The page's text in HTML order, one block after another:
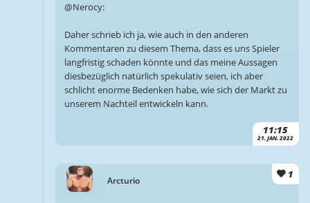
11:15
21. JAN. 2022
@Nerocy:
Daher schrieb ich ja, wie auch in den anderen
Kommentaren zu diesem Thema, dass es uns Spieler
langfristig schaden könnte und das meine Aussagen
diesbezüglich natürlich spekulativ seien, ich aber
schlicht enorme Bedenken habe, wie sich der Markt zu
unserem Nachteil entwickeln kann.
Arcturio
1